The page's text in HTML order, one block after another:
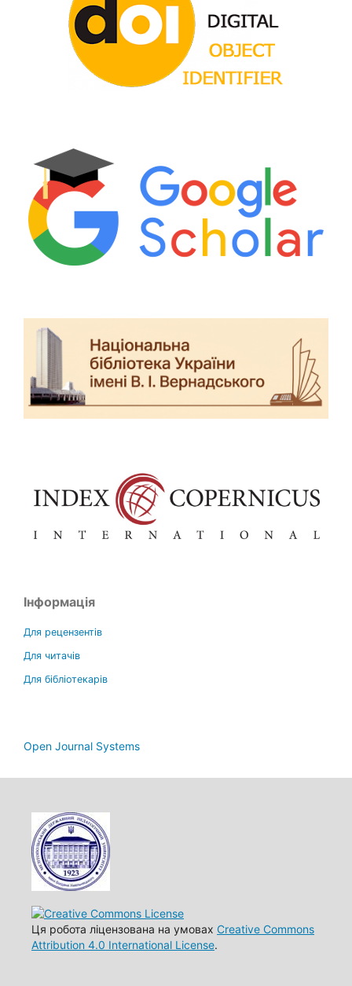
Інформація
Для рецензентів
Для читачів
Для бібліотекарів
Open Journal Systems
Ця робота ліцензована на умовах Creative Commons
Attribution 4.0 International License.